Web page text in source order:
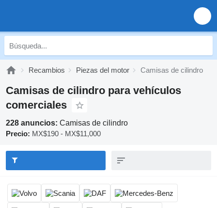
Recambios Piezas del motor Camisas de cilindro
Camisas de cilindro para vehículos
comerciales
228 anuncios: Camisas de cilindro
Precio: MX$190 - MX$11,000